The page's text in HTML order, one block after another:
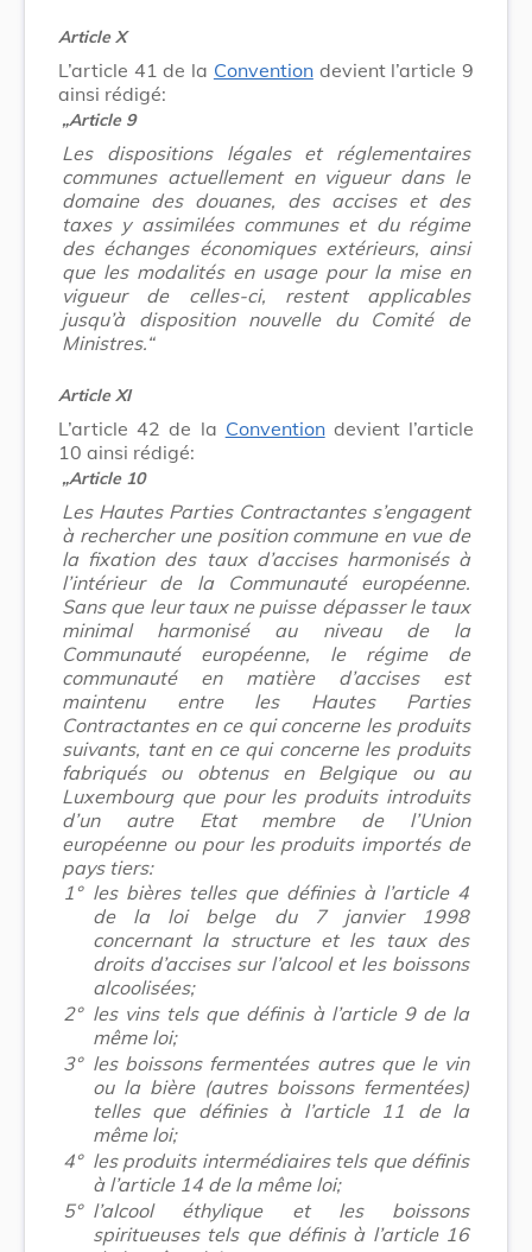
Article X
L’article 41 de la Conventiondevient l’article 9
ainsi rédigé:
„Article 9
Les dispositions légales et réglementaires
communes actuellement en vigueur dans le
domaine des douanes, des accises et des
taxes y assimilées communes et du régime
des échanges économiques extérieurs, ainsi
que les modalités en usage pour la mise en
vigueur de celles-ci, restent applicables
jusqu’à disposition nouvelle du Comité de
Ministres.“
Article XI
L’article 42 de la Conventiondevient l’article
10 ainsi rédigé:
„Article 10
Les Hautes Parties Contractantes s’engagent
à rechercher une position commune en vue de
la fixation des taux d’accises harmonisés à
l’intérieur de la Communauté européenne.
Sans que leur taux ne puisse dépasser le taux
minimal harmonisé au niveau de la
Communauté européenne, le régime de
communauté en matière d’accises est
maintenu entre les Hautes Parties
Contractantes en ce qui concerne les produits
suivants, tant en ce qui concerne les produits
fabriqués ou obtenus en Belgique ou au
Luxembourg que pour les produits introduits
d’un autre Etat membre de l’Union
européenne ou pour les produits importés de
pays tiers:
1° les bières telles que définies à l’article 4
de la loi belge du 7 janvier 1998
concernant la structure et les taux des
droits d’accises sur l’alcool et les boissons
alcoolisées;
2° les vins tels que définis à l’article 9 de la
même loi;
3° les boissons fermentées autres que le vin
ou la bière (autres boissons fermentées)
telles que définies à l’article 11 de la
même loi;
4° les produits intermédiaires tels que définis
à l’article 14 de la même loi;
5° l’alcool éthylique et les boissons
spiritueuses tels que définis à l’article 16